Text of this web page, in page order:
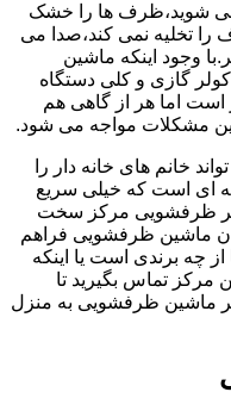
شوید،ظرف ها را خشک
تخلیه نمی کند،صدا می
وجود اینکه ماشین
گازی و کلی دستگاه
است اما هر از گاهی هم
این مشکلات مواجه می شود.
خانم های خانه دار را
ای است که خیلی سریع
ظرفشویی مرکز سخت
ماشین ظرفشویی فراهم
برندی است یا اینکه
تماس بگیرید تا
ماشین ظرفشویی به منزل